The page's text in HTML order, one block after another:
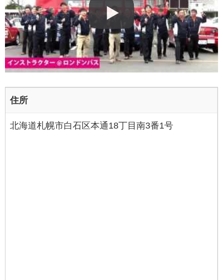
住所
北海道札幌市白石区本通18丁目南3番1号